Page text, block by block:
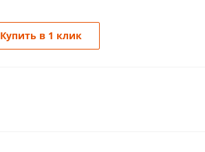
Купить в 1 клик